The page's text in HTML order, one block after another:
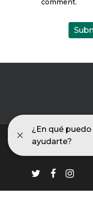
comment.
© 2026 Asociación
twitterfacebookinstagram